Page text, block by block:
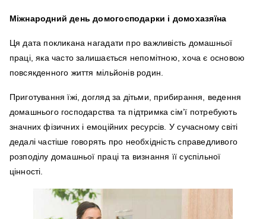
Міжнародний день домогосподарки і домохазяїна
Ця дата покликана нагадати про важливість домашньої
праці, яка часто залишається непомітною, хоча є основою
повсякденного життя мільйонів родин.
Приготування їжі, догляд за дітьми, прибирання, ведення
домашнього господарства та підтримка сім’ї потребують
значних фізичних і емоційних ресурсів. У сучасному світі
дедалі частіше говорять про необхідність справедливого
розподілу домашньої праці та визнання її суспільної
цінності.